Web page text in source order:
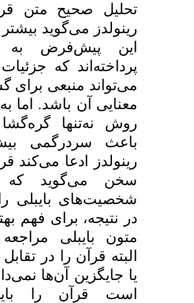
تحلیل صحیح متن
رینولدز می‌گوید
این پیش‌فرض به
پرداخته‌اند که
می‌تواند منبعی برای
معنایی آن باشد. اما
روش نه‌تنها
باعث سردرگمی
رینولدز ادعا می‌کند
سخن می‌گوید که
شخصیت‌های بایبلی
در نتیجه، برای فهم
متون بایبلی مراجعه
البته قرآن را در
یا جایگزین آن‌ها
است قرآن را